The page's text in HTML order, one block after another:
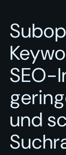
SEO-
und